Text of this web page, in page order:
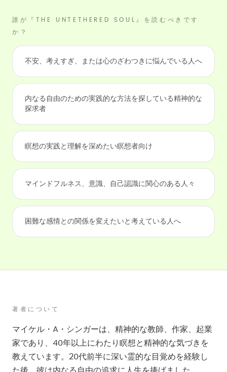
誰が『THE UNTETHERED SOUL』を読むべきです
か？
不安、考えすぎ、または心のざわつきに悩んでいる人へ
内なる自由のための実践的な方法を探している精神的な
探求者
瞑想の実践と理解を深めたい瞑想者向け
マインドフルネス、意識、自己認識に関心のある人々
困難な感情との関係を変えたいと考えている人へ
著者について
マイケル・A・シンガーは、精神的な教師、作家、起業
家であり、40年以上にわたり瞑想と精神的な気づきを
教えています。20代前半に深い霊的な目覚めを経験し